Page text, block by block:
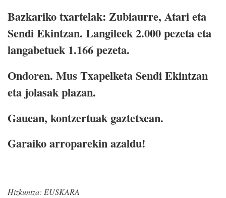
Bazkariko txartelak: Zubiaurre, Atari eta
Sendi Ekintzan. Langileek 2.000 pezeta eta
langabetuek 1.166 pezeta.
Ondoren. Mus Txapelketa Sendi Ekintzan
eta jolasak plazan.
Gauean, kontzertuak gaztetxean.
Garaiko arroparekin azaldu!
Hizkuntza: EUSKARA